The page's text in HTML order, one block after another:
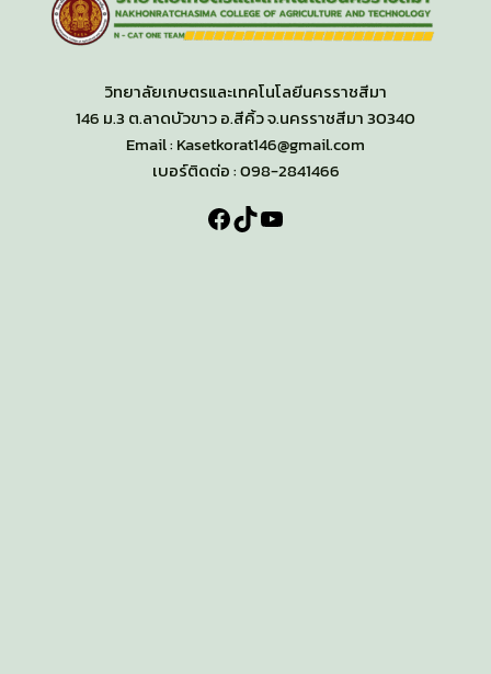
วิทยาลัยเกษตรและเทคโนโลยีนครราชสีมา
146 ม.3 ต.ลาดบัวขาว อ.สีคิ้ว จ.นครราชสีมา 30340
Email : Kasetkorat146@gmail.com
เบอร์ติดต่อ : 098-2841466